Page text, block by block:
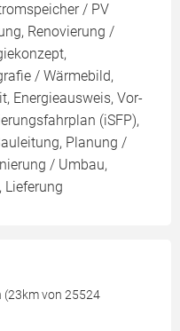
/ PV
Renovierung /
/ Wärmebild,
Energieausweis, Vor-
(iSFP),
Planung /
/ Umbau,
Lieferung
(23km von 25524